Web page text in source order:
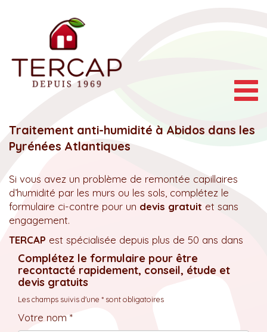
Traitement anti-humidité à Abidos dans les
Pyrénées Atlantiques
Si vous avez un problème de remontée capillaires
d’humidité par les murs ou les sols, complétez le
formulaire ci-contre pour un devis gratuit et sans
engagement.
TERCAP est spécialisée depuis plus de 50 ans dans
Complétez le formulaire pour être
recontacté rapidement, conseil, étude et
devis gratuits
Les champs suivis d'une * sont obligatoires
Votre nom *